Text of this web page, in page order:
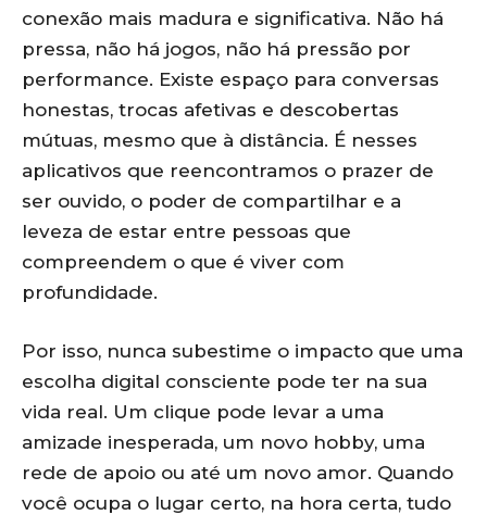
conexão mais madura e significativa. Não há
pressa, não há jogos, não há pressão por
performance. Existe espaço para conversas
honestas, trocas afetivas e descobertas
mútuas, mesmo que à distância. É nesses
aplicativos que reencontramos o prazer de
ser ouvido, o poder de compartilhar e a
leveza de estar entre pessoas que
compreendem o que é viver com
profundidade.
Por isso, nunca subestime o impacto que uma
escolha digital consciente pode ter na sua
vida real. Um clique pode levar a uma
amizade inesperada, um novo hobby, uma
rede de apoio ou até um novo amor. Quando
você ocupa o lugar certo, na hora certa, tudo